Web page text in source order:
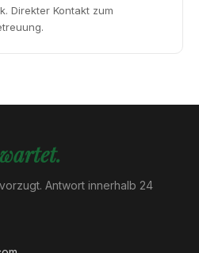
Direkter Kontakt zum
wartet.
Antwort innerhalb 24